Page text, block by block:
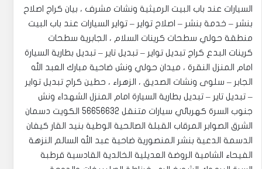
السيارات عند باب البيت الرميثية ونشات مشرف ، بيان كراج اصلاح
بنشر – خدمة بنشر – اصلاح تواير – تواير السيارات عند باب البيت
منطقة حولي سطحات كرينات السلام ، الجابرية سطحات
كرينات البدع كراج تبديل تواير – تبديل تاير – تبديل بطارية السيارة
امام المنزل النقرة ، ميدان حولي ونش ضاحية مبارك العبد الله
الجابر – سلوى ونشات الصديق ، الزهراء ، حطين كراج تبديل تواير
– تبديل تاير – تبديل بطارية السيارة امام المنزل الشهداء ونش
جنوب السرة كهربائي سيارات متنقل 56656632 الكويت دسمان
الشرق الصوابر المرقاب القبلة الصالحية الوطية بنيد القار كيفان
الدسمة الدعية بنشر المنصورية ضاحية عبد الله السالم النزهة
الفيحاء الشامية الروضة العديلية الخالدية القادسية قرطبة